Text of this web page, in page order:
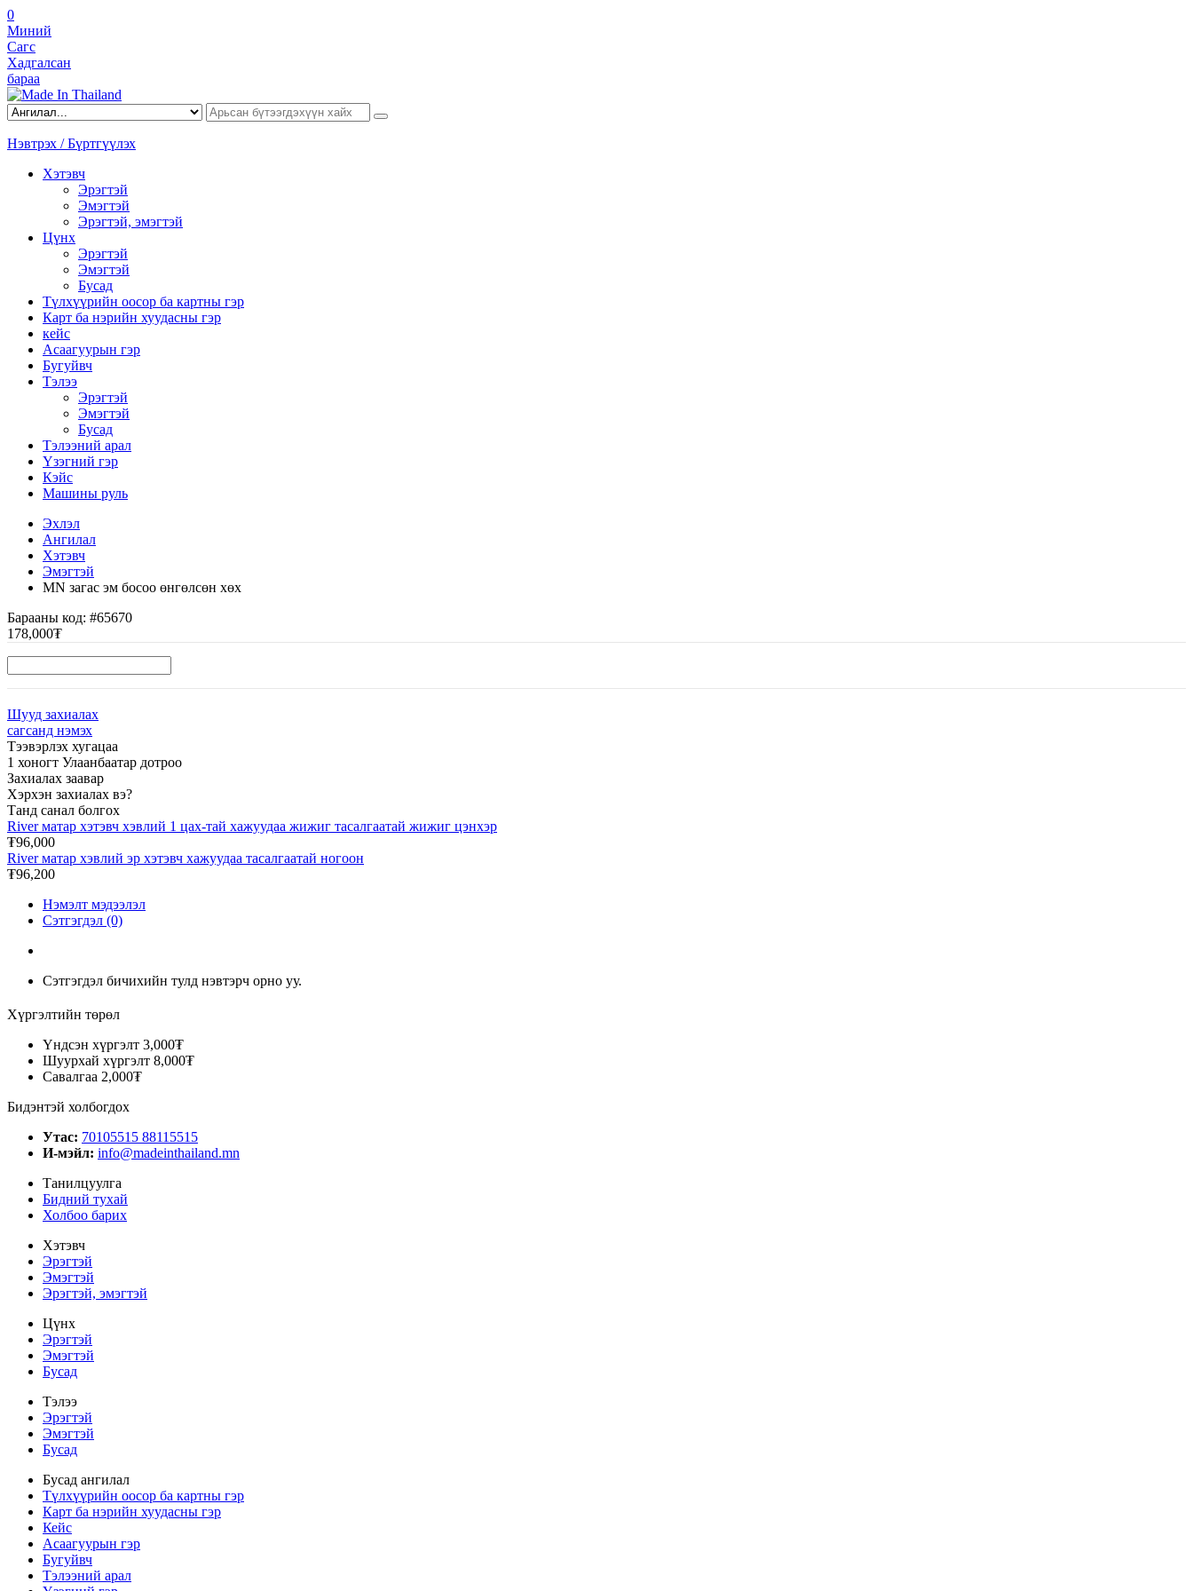
0
Миний
Сагс
Хадгалсан
бараа
Нэвтрэх / Бүртгүүлэх
Хэтэвч
Эрэгтэй
Эмэгтэй
Эрэгтэй, эмэгтэй
Цүнх
Эрэгтэй
Эмэгтэй
Бусад
Түлхүүрийн оосор ба картны гэр
Карт ба нэрийн хуудасны гэр
кейс
Асаагуурын гэр
Бугуйвч
Тэлээ
Эрэгтэй
Эмэгтэй
Бусад
Тэлээний арал
Үзэгний гэр
Кэйс
Машины руль
Эхлэл
Ангилал
Хэтэвч
Эмэгтэй
MN загас эм босоо өнгөлсөн хөх
Барааны код: #65670
178,000₮
Шууд захиалах
сагсанд нэмэх
Тээвэрлэх хугацаа
1 хоногт Улаанбаатар дотроо
Захиалах заавар
Хэрхэн захиалах вэ?
Танд санал болгох
River матар хэтэвч хэвлий 1 цах-тай хажуудаа жижиг тасалгаатай жижиг цэнхэр
₮96,000
River матар хэвлий эр хэтэвч хажуудаа тасалгаатай ногоон
₮96,200
Нэмэлт мэдээлэл
Сэтгэгдэл (0)
Сэтгэгдэл бичихийн тулд нэвтэрч орно уу.
Хүргэлтийн төрөл
Үндсэн хүргэлт 3,000₮
Шуурхай хүргэлт 8,000₮
Савалгаа 2,000₮
Бидэнтэй холбогдох
Утас: 70105515 88115515
И-мэйл: info@madeinthailand.mn
Танилцуулга
Бидний тухай
Холбоо барих
Хэтэвч
Эрэгтэй
Эмэгтэй
Эрэгтэй, эмэгтэй
Цүнх
Эрэгтэй
Эмэгтэй
Бусад
Тэлээ
Эрэгтэй
Эмэгтэй
Бусад
Бусад ангилал
Түлхүүрийн оосор ба картны гэр
Карт ба нэрийн хуудасны гэр
Кейс
Асаагуурын гэр
Бугуйвч
Тэлээний арал